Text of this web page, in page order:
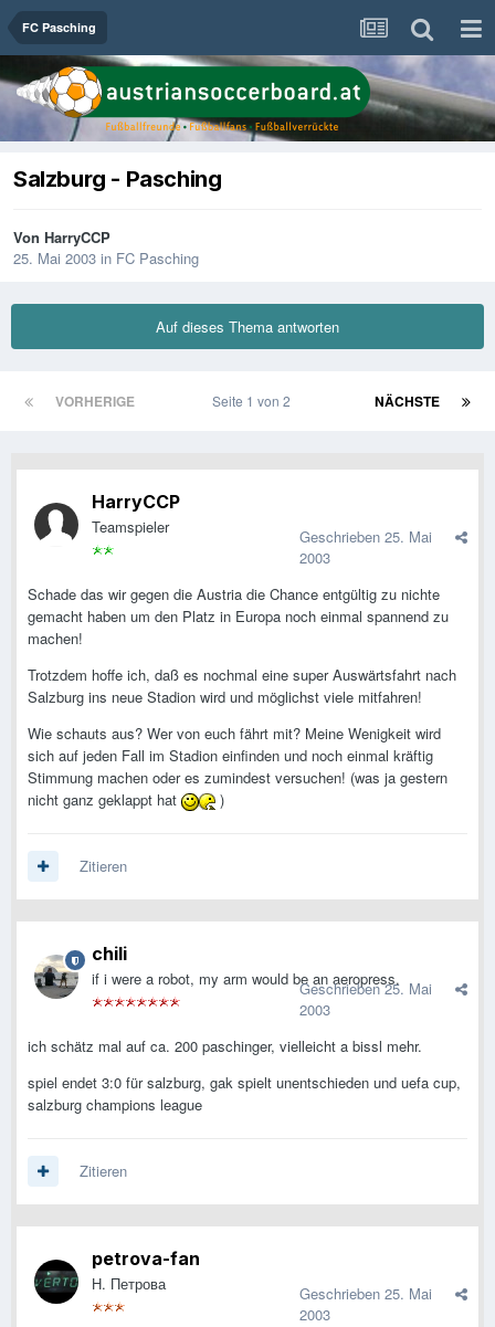
FC Pasching
Salzburg - Pasching
Von HarryCCP
25. Mai 2003 in FC Pasching
Auf dieses Thema antworten
VORHERIGE NÄCHSTE
Seite 1 von 2
HarryCCP
Teamspieler Geschrieben 25. Mai
2003
Schade das wir gegen die Austria die Chance entgültig zu nichte
gemacht haben um den Platz in Europa noch einmal spannend zu
machen!
Trotzdem hoffe ich, daß es nochmal eine super Auswärtsfahrt nach
Salzburg ins neue Stadion wird und möglichst viele mitfahren!
Wie schauts aus? Wer von euch fährt mit? Meine Wenigkeit wird
sich auf jeden Fall im Stadion einfinden und noch einmal kräftig
Stimmung machen oder es zumindest versuchen! (was ja gestern
nicht ganz geklappt hat
)
Zitieren
chili
if i were a robot, my arm would be an aeropress.
Geschrieben25. Mai
2003
ich schätz mal auf ca. 200 paschinger, vielleicht a bissl mehr.
spiel endet 3:0 für salzburg, gak spielt unentschieden und uefa cup,
salzburg champions league
Zitieren
petrova-fan
Н. Петрова Geschrieben 25. Mai
2003